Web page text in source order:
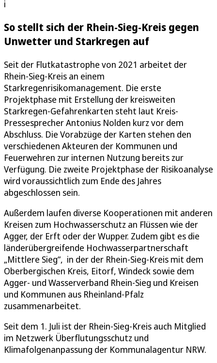
i
So stellt sich der Rhein-Sieg-Kreis gegen
Unwetter und Starkregen auf
Seit der Flutkatastrophe von 2021 arbeitet der
Rhein-Sieg-Kreis an einem
Starkregenrisikomanagement. Die erste
Projektphase mit Erstellung der kreisweiten
Starkregen-Gefahrenkarten steht laut Kreis-
Pressesprecher Antonius Nolden kurz vor dem
Abschluss. Die Vorabzüge der Karten stehen den
verschiedenen Akteuren der Kommunen und
Feuerwehren zur internen Nutzung bereits zur
Verfügung. Die zweite Projektphase der Risikoanalyse
wird voraussichtlich zum Ende des Jahres
abgeschlossen sein.
Außerdem laufen diverse Kooperationen mit anderen
Kreisen zum Hochwasserschutz an Flüssen wie der
Agger, der Erft oder der Wupper. Zudem gibt es die
länderübergreifende Hochwasserpartnerschaft
„Mittlere Sieg“, in der der Rhein-Sieg-Kreis mit dem
Oberbergischen Kreis, Eitorf, Windeck sowie dem
Agger- und Wasserverband Rhein-Sieg und Kreisen
und Kommunen aus Rheinland-Pfalz
zusammenarbeitet.
Seit dem 1. Juli ist der Rhein-Sieg-Kreis auch Mitglied
im Netzwerk Überflutungsschutz und
Klimafolgenanpassung der Kommunalagentur NRW.